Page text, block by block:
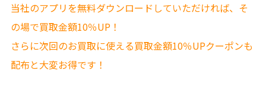
当社のアプリを無料ダウンロードしていただければ、そ
の場で買取金額10％UP！
さらに次回のお買取に使える買取金額10％UPクーポンも
配布と大変お得です！